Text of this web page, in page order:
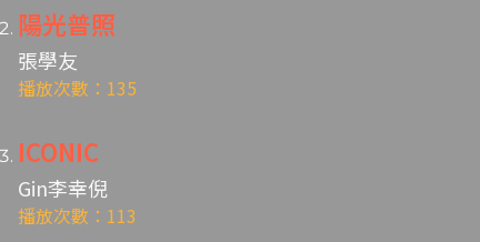
陽光普照
張學友
播放次數：135
ICONIC
Gin李幸倪
播放次數：113